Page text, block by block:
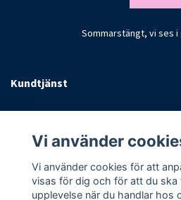
Sommarstängt, vi ses i
Kundtjänst
Vi använder
Vi använder cookies för att
visas för dig och för att du ska
upplevelse när du handlar hos